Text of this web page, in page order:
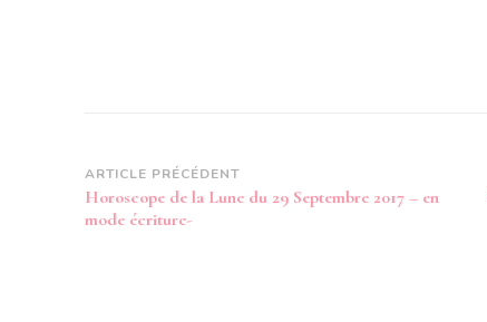
Navigation
d’article
ARTICLE PRÉCÉDENT
Horoscope de la Lune du 29 Septembre 2017 – en
mode écriture-